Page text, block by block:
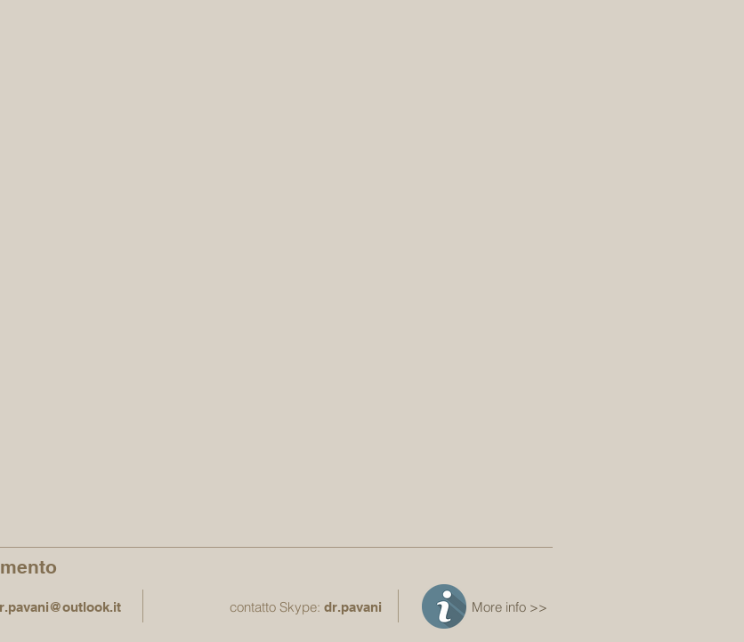
contatto Skype: dr.pavani More info >>